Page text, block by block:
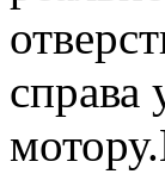
справа